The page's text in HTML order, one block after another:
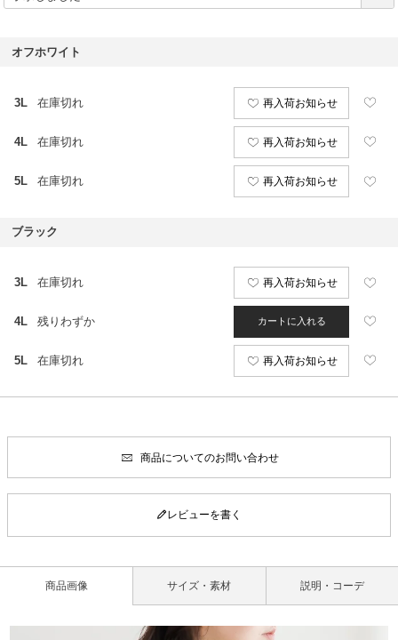
オフホワイト
3L 在庫切れ 再入荷お知らせ
4L 在庫切れ 再入荷お知らせ
5L 在庫切れ 再入荷お知らせ
ブラック
3L 在庫切れ 再入荷お知らせ
4L 残りわずか カートに入れる
5L 在庫切れ 再入荷お知らせ
商品についてのお問い合わせ
レビューを書く
商品画像 サイズ・素材 説明・コーデ